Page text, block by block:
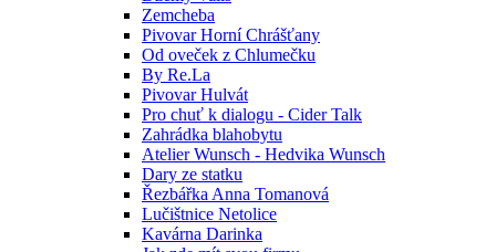
Zemcheba
Pivovar Horní Chrášťany
Od oveček z Chlumečku
By Re.La
Pivovar Hulvát
Pro chuť k dialogu - Cider Talk
Zahrádka blahobytu
Atelier Wunsch - Hedvika Wunsch
Dary ze statku
Řezbářka Anna Tomanová
Lučištnice Netolice
Kavárna Darinka